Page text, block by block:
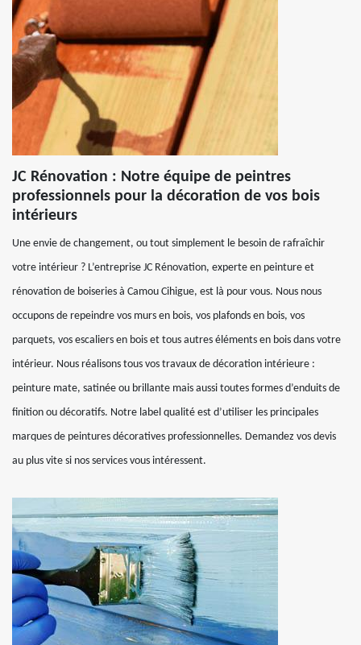
JC Rénovation : Notre équipe de peintres
professionnels pour la décoration de vos bois
intérieurs
Une envie de changement, ou tout simplement le besoin de rafraîchir
votre intérieur ? L’entreprise JC Rénovation, experte en peinture et
rénovation de boiseries à Camou Cihigue, est là pour vous. Nous nous
occupons de repeindre vos murs en bois, vos plafonds en bois, vos
parquets, vos escaliers en bois et tous autres éléments en bois dans votre
intérieur. Nous réalisons tous vos travaux de décoration intérieure :
peinture mate, satinée ou brillante mais aussi toutes formes d’enduits de
finition ou décoratifs. Notre label qualité est d’utiliser les principales
marques de peintures décoratives professionnelles. Demandez vos devis
au plus vite si nos services vous intéressent.